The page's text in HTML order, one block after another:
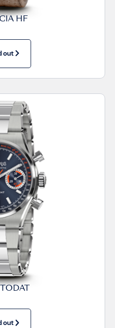
HF
out
out